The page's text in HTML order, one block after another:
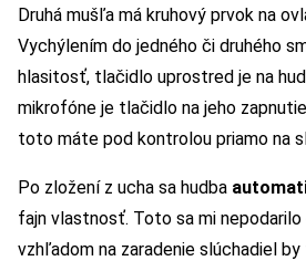
Druhá mušľa má kruhový prvok na
Vychýlením do jedného či druhého
hlasitosť, tlačidlo uprostred je na
mikrofóne je tlačidlo na jeho
toto máte pod kontrolou priamo na
Po zložení z ucha sa hudba
fajn vlastnosť. Toto sa mi
vzhľadom na zaradenie slúchadiel